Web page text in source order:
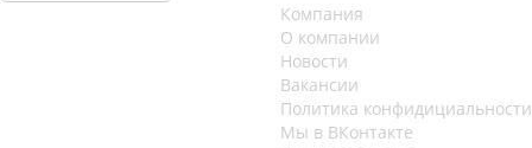
Компания
О компании
Новости
Вакансии
Политика конфидициальности
Мы в ВКонтакте